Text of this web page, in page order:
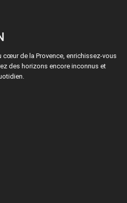
cœur de la Provence, enrichissez-vous
des horizons encore inconnus et